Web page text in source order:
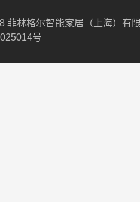
菲林格尔智能家居（上海）有
号